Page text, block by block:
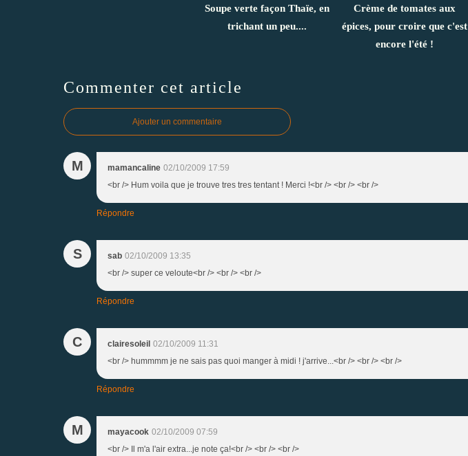
Soupe verte façon Thaïe, en
trichant un peu....
Crème de tomates aux
épices, pour croire que c'est
encore l'été !
Commenter cet article
Ajouter un commentaire
M mamancaline 02/10/2009 17:59
<br /> Hum voila que je trouve tres tres tentant ! Merci !<br /> <br /> <br />
Répondre
S sab 02/10/2009 13:35
<br /> super ce veloute<br /> <br /> <br />
Répondre
C clairesoleil 02/10/2009 11:31
<br /> hummmm je ne sais pas quoi manger à midi ! j'arrive...<br /> <br /> <br />
Répondre
M mayacook 02/10/2009 07:59
<br /> Il m'a l'air extra...je note ça!<br /> <br /> <br />